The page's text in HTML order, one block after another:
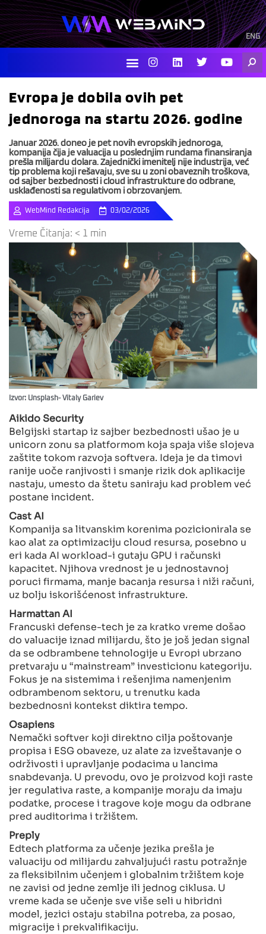
Skip
to
content
ENG
I
n
s
a
r
m
L
i
n
e
i
T
w
i
r
Y
o
u
e
Evropa je dobila ovih pet
jednoroga na startu 2026. godine
Januar 2026. doneo je pet novih evropskih jednoroga,
kompanija čija je valuacija u poslednjim rundama finansiranja
prešla milijardu dolara. Zajednički imenitelj nije industrija, već
tip problema koji rešavaju, sve su u zoni obaveznih troškova,
od sajber bezbednosti i cloud infrastrukture do odbrane,
usklađenosti sa regulativom i obrzovanjem.
WebMind Redakcija 03/02/2026
Vreme Čitanja: < 1 min
Izvor: Unsplash- Vitaly Gariev
Aikido Security
Belgijski startap iz sajber bezbednosti ušao je u
unicorn zonu sa platformom koja spaja više slojeva
zaštite tokom razvoja softvera. Ideja je da timovi
ranije uoče ranjivosti i smanje rizik dok aplikacije
nastaju, umesto da štetu saniraju kad problem već
postane incident.
Cast AI
Kompanija sa litvanskim korenima pozicionirala se
kao alat za optimizaciju cloud resursa, posebno u
eri kada AI workload-i gutaju GPU i računski
kapacitet. Njihova vrednost je u jednostavnoj
poruci firmama, manje bacanja resursa i niži računi,
uz bolju iskorišćenost infrastrukture.
Harmattan AI
Francuski defense-tech je za kratko vreme došao
do valuacije iznad milijardu, što je još jedan signal
da se odbrambene tehnologije u Evropi ubrzano
pretvaraju u “mainstream” investicionu kategoriju.
Fokus je na sistemima i rešenjima namenjenim
odbrambenom sektoru, u trenutku kada
bezbednosni kontekst diktira tempo.
Osapiens
Nemački softver koji direktno cilja poštovanje
propisa i ESG obaveze, uz alate za izveštavanje o
održivosti i upravljanje podacima u lancima
snabdevanja. U prevodu, ovo je proizvod koji raste
jer regulativa raste, a kompanije moraju da imaju
podatke, procese i tragove koje mogu da odbrane
pred auditorima i tržištem.
Preply
Edtech platforma za učenje jezika prešla je
valuaciju od milijardu zahvaljujući rastu potražnje
za fleksibilnim učenjem i globalnim tržištem koje
ne zavisi od jedne zemlje ili jednog ciklusa. U
vreme kada se učenje sve više seli u hibridni
model, jezici ostaju stabilna potreba, za posao,
migracije i prekvalifikaciju.